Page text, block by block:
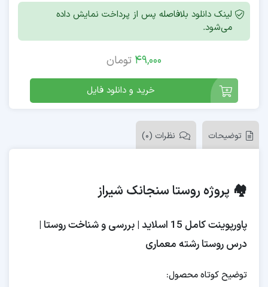
لینک دانلود بلافاصله پس از پرداخت نمایش داده
می‌شود.
49,000 تومان
خرید و دانلود فایل
توضیحات نظرات (0)
🏘️ پروژه روستا سنجانک شیراز
پاورپوینت کامل 15 اسلاید | بررسی و شناخت روستا |
درس روستا رشته معماری
توضیح کوتاه محصول: